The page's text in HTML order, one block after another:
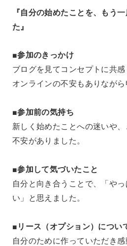
『自分の始めたことを、もう
た』
■参加のきっかけ
ブログを見てコンセプトに共感
オンラインの不安もありながら
■参加前の気持ち
新しく始めたことへの迷いや
不安がありました。
■参加して気づいたこと
自分と向き合うことで、「や
い」と思えました。
■リース（オプション）につい
自分のために作っていただき感